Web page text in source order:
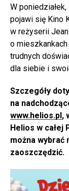
W
pojawi się Kino
w reżyserii
o
trudnych
dla siebie i
Szczegóły
na
www.helios.pl,
Helios w całej
można wybrać
zaoszczędzić.